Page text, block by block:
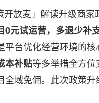
放麦」解读升级商家
元试运营，多退少补
台优化经营环境的
本补贴等多举措全方
域免佣。此次政策